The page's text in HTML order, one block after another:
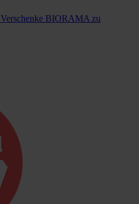
Verschenke BIORAMA zu